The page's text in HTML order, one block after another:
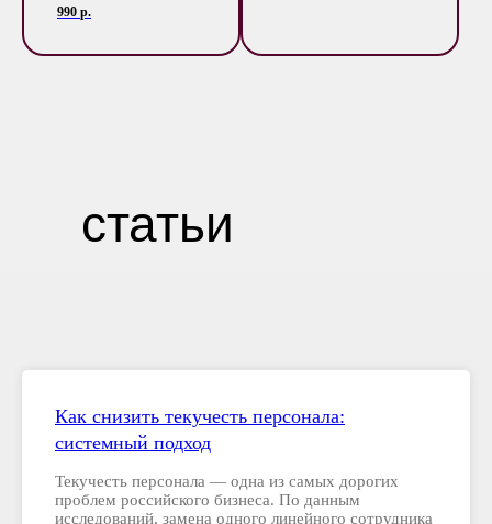
990 р.
статьи
Как снизить текучесть персонала:
системный подход
Текучесть персонала — одна из самых дорогих
проблем российского бизнеса. По данным
исследований, замена одного линейного сотрудника